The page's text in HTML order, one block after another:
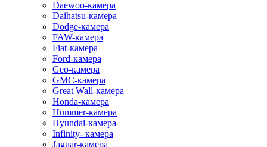
Daewoo-камера
Daihatsu-камера
Dodge-камера
FAW-камера
Fiat-камера
Ford-камера
Geo-камера
GMC-камера
Great Wall-камера
Honda-камера
Hummer-камера
Hyundai-камера
Infinity- камера
Jaguar-камера